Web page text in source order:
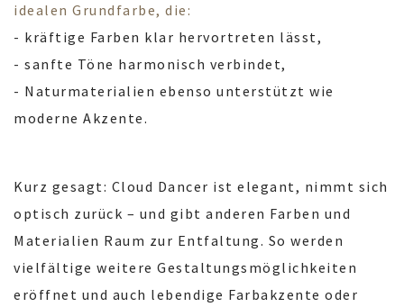
idealen Grundfarbe, die:
- kräftige Farben klar hervortreten lässt,
- sanfte Töne harmonisch verbindet,
- Naturmaterialien ebenso unterstützt wie
moderne Akzente.
Kurz gesagt: Cloud Dancer ist elegant, nimmt sich
optisch zurück – und gibt anderen Farben und
Materialien Raum zur Entfaltung. So werden
vielfältige weitere Gestaltungsmöglichkeiten
eröffnet und auch lebendige Farbakzente oder